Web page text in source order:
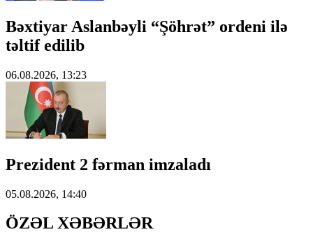
Bəxtiyar Aslanbəyli “Şöhrət” ordeni ilə
təltif edilib
06.08.2026, 13:23
Prezident 2 fərman imzaladı
05.08.2026, 14:40
ÖZƏL XƏBƏRLƏR